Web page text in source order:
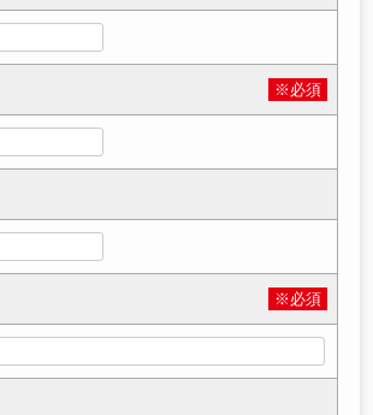
※必須
※必須